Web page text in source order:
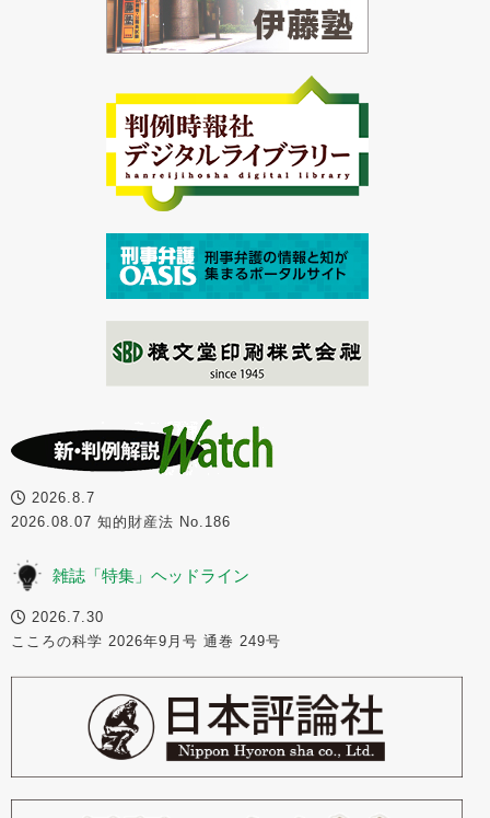
2026.8.7
2026.08.07 知的財産法 No.186
雑誌「特集」ヘッドライン
2026.7.30
こころの科学 2026年9月号 通巻 249号